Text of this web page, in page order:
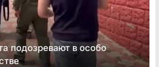
подозревают в особо